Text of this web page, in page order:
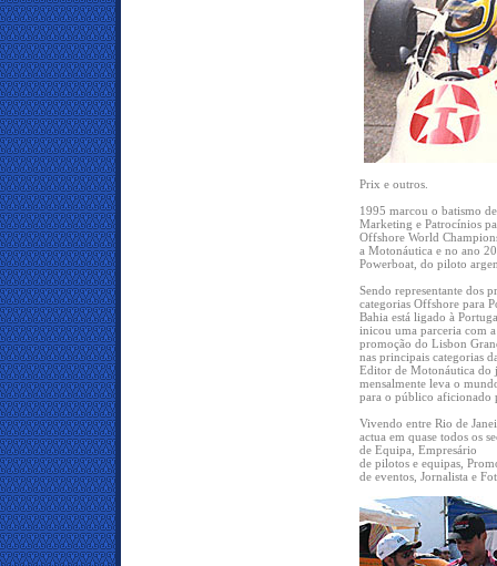
Prix e outros.
1995 marcou o batismo
Marketing e Patrocínios
Offshore World
a Motonáutica e no ano
Powerboat, do piloto
Sendo representante dos
categorias Offshore para
Bahia está ligado à
inicou uma parceria com
promoção do Lisbon
nas principais categorias
Editor de Motonáutica do
mensalmente leva o
para o público aficionado
Vivendo entre Rio de
actua em quase todos os
de Equipa, Empresário
de pilotos e equipas,
de eventos, Jornalista e